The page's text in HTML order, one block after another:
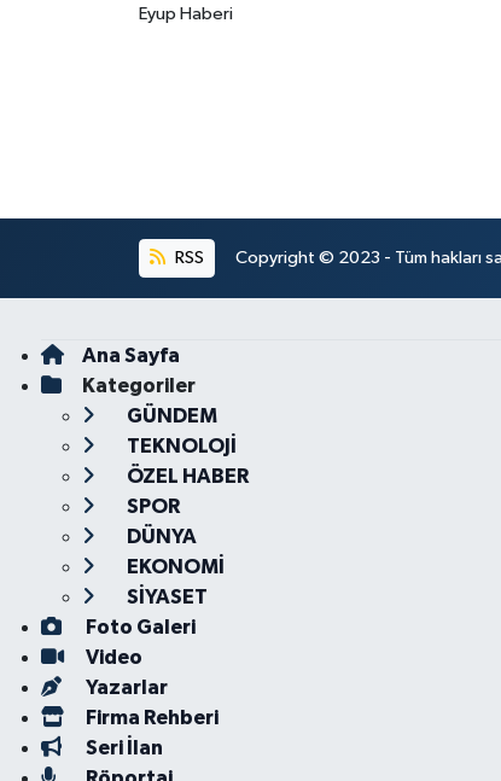
Eyup Haberi
RSS Copyright © 2023 - Tüm hakları
Ana Sayfa
Kategoriler
GÜNDEM
TEKNOLOJİ
ÖZEL HABER
SPOR
DÜNYA
EKONOMİ
SİYASET
Foto Galeri
Video
Yazarlar
Firma Rehberi
Seri İlan